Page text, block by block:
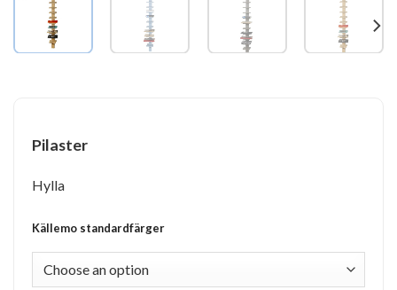
Pilaster
Hylla
Källemo standardfärger